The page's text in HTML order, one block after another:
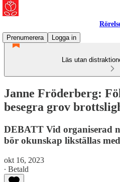
Prenumerera
Logga in
Läs utan
Janne Fröderberg:
besegra grov
DEBATT Vid organiserad
bör okunskap likställas
okt 16, 2023
∙ Betald